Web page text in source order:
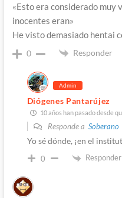
«Esto era considerado muy
inocentes eran»
He visto demasiado hentai
0 Responder
Admin
Diógenes Pantarújez
10 años han pasado desde
Responde a Soberano
Yo sé dónde, ¡en el
0 Responder